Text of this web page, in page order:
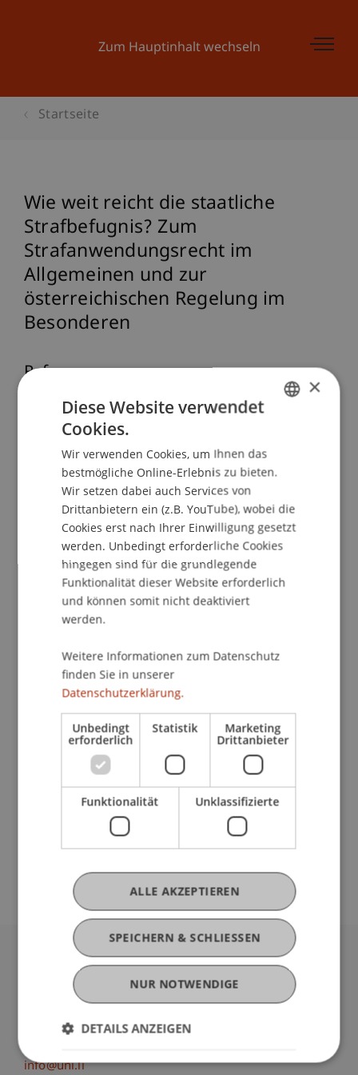
Zum Hauptinhalt wechseln
Startseite
Wie weit reicht die staatliche
Strafbefugnis? Zum
Strafanwendungsrecht im
Allgemeinen und zur
österreichischen Regelung im
Besonderen
Referenz
Papathanasiou, K. (2024). Wie weit reicht die
staatliche Strafbefugnis? Zum
Strafanwendungsrecht im Allgemeinen und zur
österreichischen Regelung im Besonderen.
Zeitschrift für Wirtschafts- und
Finanzstrafrecht(1), 18-30.
Publikationsart
Beitrag in wissenschaftlicher Fachzeitschrift
Mitarbeitende
Papathanasiou
Beteiligte Einrichtungen
Lehrstuhl für Wirtschaftsstrafrecht, Compliance
und Digitalisierung
Liechtenstein Business Law School
Wirtschaftsstrafrecht, Compliance und
Digitalisierung
Universität Liechtenstein
Fürst-Franz-Josef-Strasse
9490 Vaduz
Liechtenstein
info@uni.li
×
Diese Website verwendet
Cookies.
Wir verwenden Cookies, um Ihnen das
bestmögliche Online-Erlebnis zu bieten.
Wir setzen dabei auch Services von
Drittanbietern ein (z.B. YouTube), wobei die
Cookies erst nach Ihrer Einwilligung gesetzt
werden. Unbedingt erforderliche Cookies
hingegen sind für die grundlegende
Funktionalität dieser Website erforderlich
und können somit nicht deaktiviert
werden.
Weitere Informationen zum Datenschutz
finden Sie in unserer
Datenschutzerklärung.
Unbedingt
erforderlich
Statistik Marketing
Drittanbieter
Funktionalität Unklassifizierte
SPEICHERN & SCHLIESSEN
ALLE AKZEPTIEREN
NUR NOTWENDIGE
DETAILS ANZEIGEN